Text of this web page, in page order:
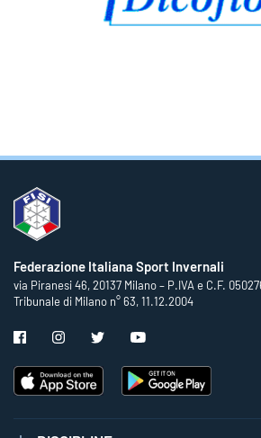
Federazione Italiana Sport Invernali
via Piranesi 46, 20137 Milano – P.IVA e C.F.
Tribunale di Milano n° 63, 11.12.2004